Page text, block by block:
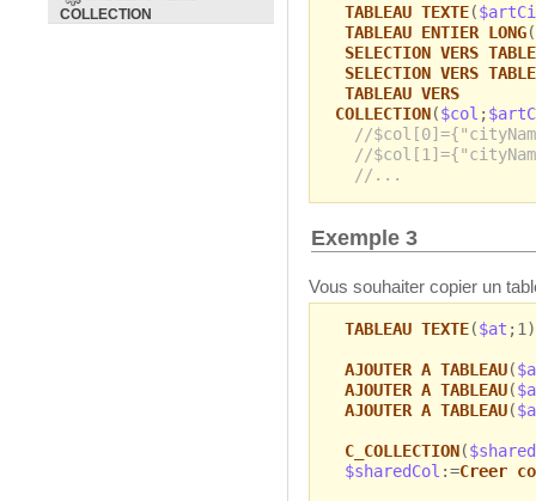
COLLECTION
TABLEAU TEXTE(
TABLEAU ENTIER LONG(
SELECTION VERS
SELECTION VERS
TABLEAU VERS
COLLECTION($col ;
//
//
//...
Exemple 3
Vous souhaiter copier un
TABLEAU TEXTE($at ;1)
AJOUTER A TABLEAU(
AJOUTER A TABLEAU(
AJOUTER A TABLEAU(
C_COLLECTION(
$sharedCol :=Creer